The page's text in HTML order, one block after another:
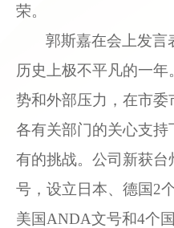
荣。
郭斯嘉在会上发言
历史上极不平凡的一
势和外部压力，在市
各有关部门的关心支
有的挑战。公司新获
号，设立日本、德国2
美国ANDA文号和4个